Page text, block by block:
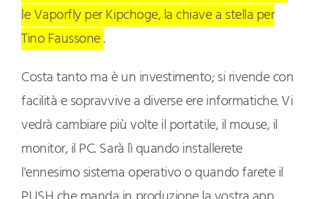
le Vaporfly per Kipchoge, la chiave a stella per
Tino Faussone.
Costa tanto ma è un investimento; si rivende con
facilità e sopravvive a diverse ere informatiche. Vi
vedrà cambiare più volte il portatile, il mouse, il
monitor, il PC. Sarà lì quando installerete
l'ennesimo sistema operativo o quando farete il